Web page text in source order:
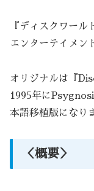
『ディスクワール
エンターテイメン
オリジナルは『
1995年に
本語移植版になり
＜概要＞